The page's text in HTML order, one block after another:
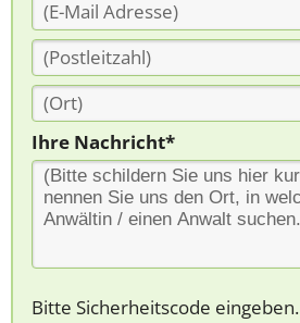
Ihre Nachricht*
Bitte Sicherheitscode eingeben.